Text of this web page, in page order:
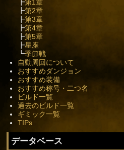
┣第1章
┣第2章
┣第3章
┣第4章
┣第5章
┣星座
┗季節戦
自動周回について
おすすめダンジョン
おすすめ装備
おすすめ称号・二つ名
ビルド一覧
過去のビルド一覧
ギミック一覧
TIPs
データベース